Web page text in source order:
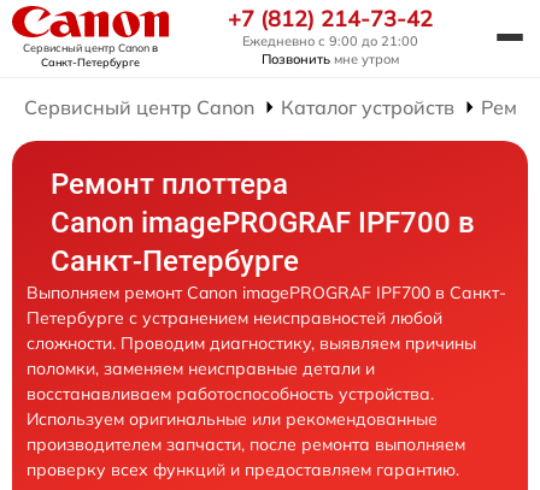
Сервисный центр Canonв
Санкт-Петербурге
+7 (812) 214-73-42
Ежедневно с 9:00 до 21:00
Позвонить мне утром
Сервисный центр Canon Каталог устройств
Ремонт плоттера
Canon imagePROGRAF IPF700 в
Санкт-Петербурге
Выполняем ремонт Canon imagePROGRAF IPF700 в Санкт-
Петербурге с устранением неисправностей любой
сложности. Проводим диагностику, выявляем причины
поломки, заменяем неисправные детали и
восстанавливаем работоспособность устройства.
Используем оригинальные или рекомендованные
производителем запчасти, после ремонта выполняем
проверку всех функций и предоставляем гарантию.